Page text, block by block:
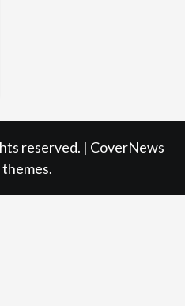
reserved. | CoverNews
themes.